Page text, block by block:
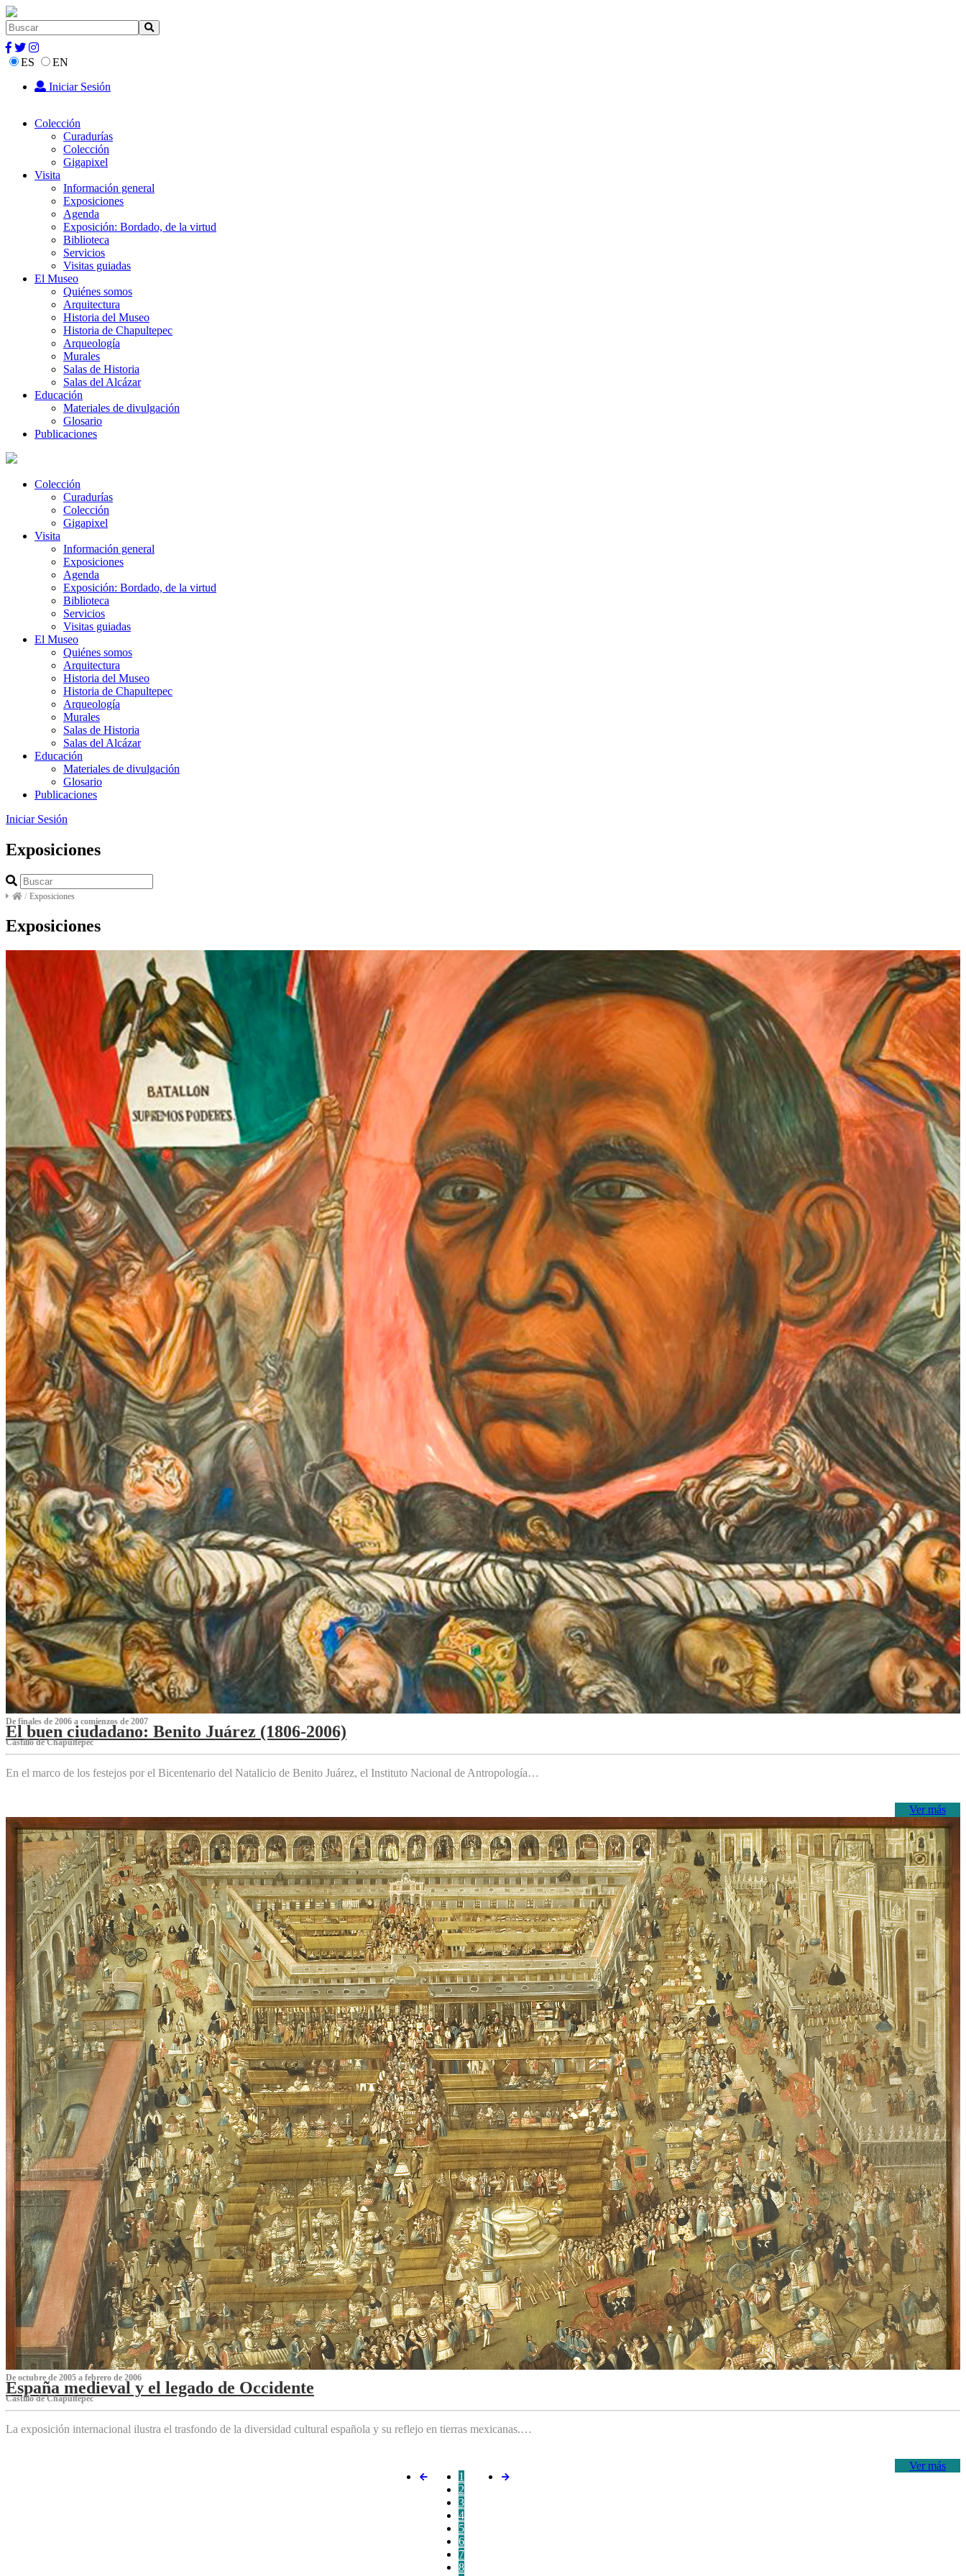
ES
EN
Iniciar Sesión
Colección
Curadurías
Colección
Gigapixel
Visita
Información general
Exposiciones
Agenda
Exposición: Bordado, de la virtud
Biblioteca
Servicios
Visitas guiadas
El Museo
Quiénes somos
Arquitectura
Historia del Museo
Historia de Chapultepec
Arqueología
Murales
Salas de Historia
Salas del Alcázar
Educación
Materiales de divulgación
Glosario
Publicaciones
Colección
Curadurías
Colección
Gigapixel
Visita
Información general
Exposiciones
Agenda
Exposición: Bordado, de la virtud
Biblioteca
Servicios
Visitas guiadas
El Museo
Quiénes somos
Arquitectura
Historia del Museo
Historia de Chapultepec
Arqueología
Murales
Salas de Historia
Salas del Alcázar
Educación
Materiales de divulgación
Glosario
Publicaciones
Iniciar Sesión
Exposiciones
/ Exposiciones
Exposiciones
De finales de 2006 a comienzos de 2007
El buen ciudadano: Benito Juárez (1806-2006)
Castillo de Chapultepec
En el marco de los festejos por el Bicentenario del Natalicio de Benito Juárez, el Instituto Nacional de Antropología…
Ver más
De octubre de 2005 a febrero de 2006
España medieval y el legado de Occidente
Castillo de Chapultepec
La exposición internacional ilustra el trasfondo de la diversidad cultural española y su reflejo en tierras mexicanas.…
Ver más
1
2
3
4
5
6
7
8